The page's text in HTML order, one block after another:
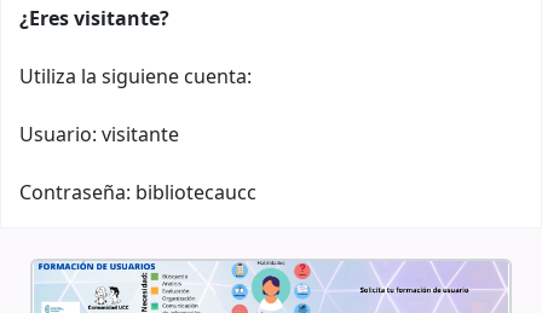
¿Eres visitante?
Utiliza la siguiene cuenta:
Usuario: visitante
Contraseña: bibliotecaucc